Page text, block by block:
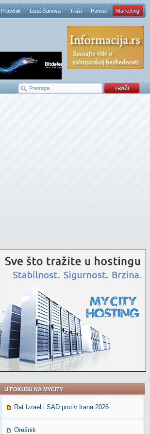
Pravilnik Lista članova Traži Pomoć Marketing
U FOKUSU NA MYCITY
Rat Izrael i SAD protiv Irana 2026
Orešnik